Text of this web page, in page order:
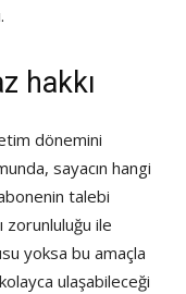
hakkı
dönemini
sayacın hangi
talebi
zorunluluğu ile
yoksa bu amaçla
ulaşabileceği